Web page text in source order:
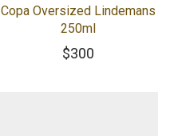
Copa Oversized Lindemans
250ml
$300